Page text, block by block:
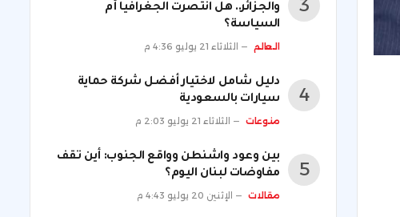
والجزائر.. هل انتصرت الجغرافيا أم
السياسة؟
العالم الثلاثاء 21 يوليو 4:36 م
دليل شامل لاختيار أفضل شركة حماية
سيارات بالسعودية
منوعات الثلاثاء 21 يوليو 2:03 م
بين وعود واشنطن وواقع الجنوب: أين تقف
مفاوضات لبنان اليوم؟
مقالات الإثنين 20 يوليو 4:43 م